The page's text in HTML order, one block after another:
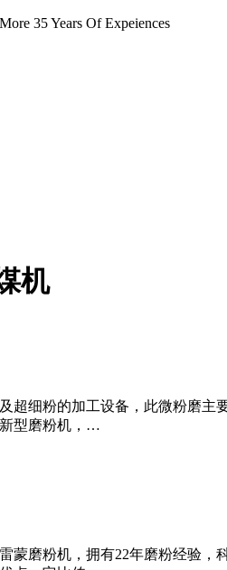
35 Years Of Expeiences
机
超细粉的加工设备，此微粉磨主
型磨粉机，…
蒙磨粉机，拥有22年磨粉经验